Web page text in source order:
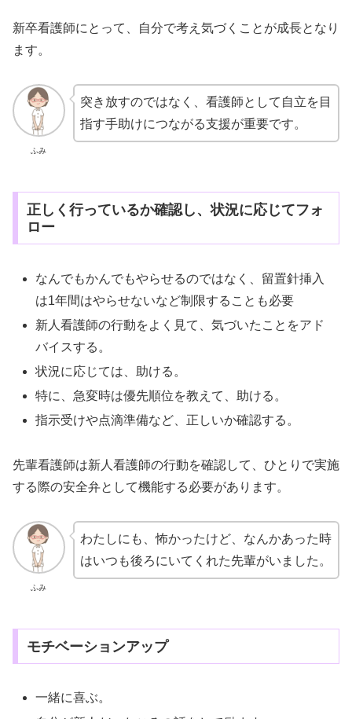
新卒看護師にとって、自分で考え気づくことが成長となり
ます。
ふみ
突き放すのではなく、看護師として自立を目
指す手助けにつながる支援が重要です。
正しく行っているか確認し、状況に応じてフォ
ロー
なんでもかんでもやらせるのではなく、留置針挿入
は1年間はやらせないなど制限することも必要
新人看護師の行動をよく見て、気づいたことをアド
バイスする。
状況に応じては、助ける。
特に、急変時は優先順位を教えて、助ける。
指示受けや点滴準備など、正しいか確認する。
先輩看護師は新人看護師の行動を確認して、ひとりで実施
する際の安全弁として機能する必要があります。
ふみ
わたしにも、怖かったけど、なんかあった時
はいつも後ろにいてくれた先輩がいました。
モチベーションアップ
一緒に喜ぶ。